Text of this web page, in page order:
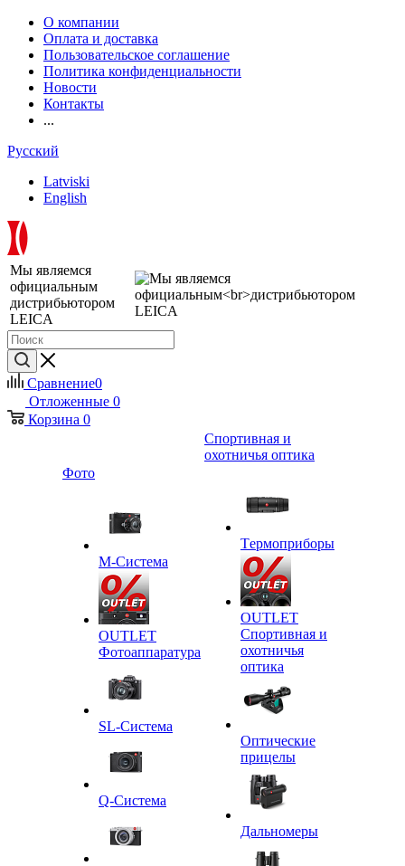
О компании
Оплата и доставка
Пользовательское соглашение
Политика конфиденциальности
Новости
Контакты
...
Русский
Latviski
English
Мы являемся
официальным
дистрибьютором
LEICA
Сравнение0
Отложенные 0
Корзина 0
Фото
M-Система
OUTLET
Фотоаппаратура
SL-Система
Q-Cистема
Спортивная и
охотничья оптика
Tермоприборы
OUTLET
Спортивная и
охотничья
оптика
Оптические
прицелы
Дальномеры